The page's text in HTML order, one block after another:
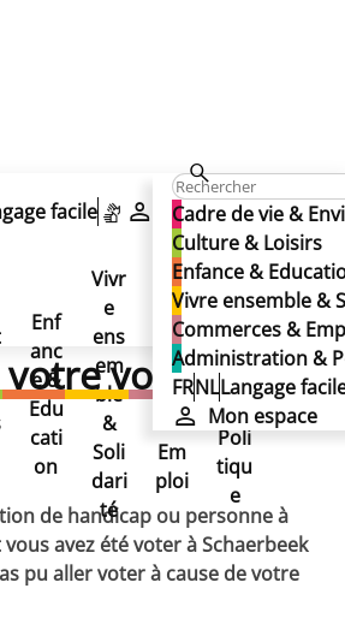
Cadre de vie &
Culture & Loisirs
Enfance &
Vivre ensemble &
Commerces &
Administration &
FRNLLangage
Mon espace
facile
Mon espace
Enf
anc
e &
Edu
cati
on
Vivr
e
ens
em
ble
&
Soli
dari
té
Co
mm
erc
es
&
Em
ploi
Ad
min
istr
atio
n &
Poli
tiqu
e
– faites entendre votre voix !
des
faites
voix !
des élections
votre
de handicap ou personne à
avez été voter à Schaerbeek
pu aller voter à cause de votre